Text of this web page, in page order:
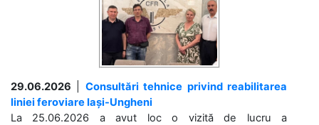
29.06.2026
Consultări tehnice privind reabilitarea
liniei feroviare Iași-Ungheni
La 25.06.2026 a avut loc o vizită de lucru a